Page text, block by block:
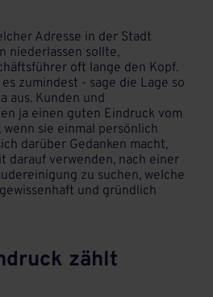
Adresse in der Stadt
niederlassen sollte,
oft lange den Kopf.
zumindest - sage die Lage so
aus. Kunden und
ja einen guten Eindruck vom
sie einmal persönlich
darüber Gedanken macht,
darauf verwenden, nach einer
zu suchen, welche
und gründlich
zählt